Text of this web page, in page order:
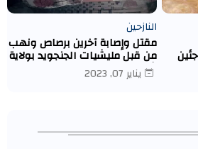
النازحين
مقتل وإصابة آخرين برصاص ونهب
من قبل مليشيات الجنجويد بولاية
شمال دارفور كبكابية.
يناير 07, 2023